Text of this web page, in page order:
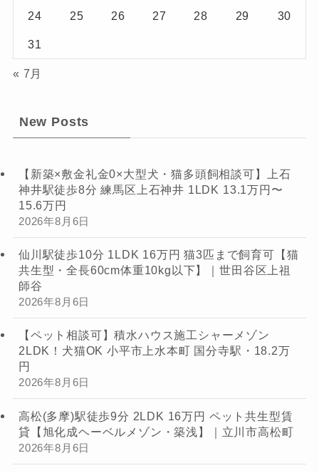
24 25 26 27 28 29 30
31
« 7月
New Posts
【新築×敷金礼金0×大型犬・猫多頭飼相談可】上石
神井駅徒歩8分 練馬区上石神井 1LDK 13.1万円〜
15.6万円
2026年8月6日
仙川駅徒歩10分 1LDK 16万円 猫3匹まで飼育可【猫
共生型・全長60cm体重10kg以下】｜世田谷区上祖
師谷
2026年8月6日
【ペット相談可】積水ハウス施工シャーメゾン
2LDK！犬猫OK 小平市上水本町 国分寺駅・18.2万
円
2026年8月6日
高松(多摩)駅徒歩9分 2LDK 16万円 ペット共生型賃
貸【旭化成ヘーベルメゾン・築浅】｜立川市高松町
2026年8月6日